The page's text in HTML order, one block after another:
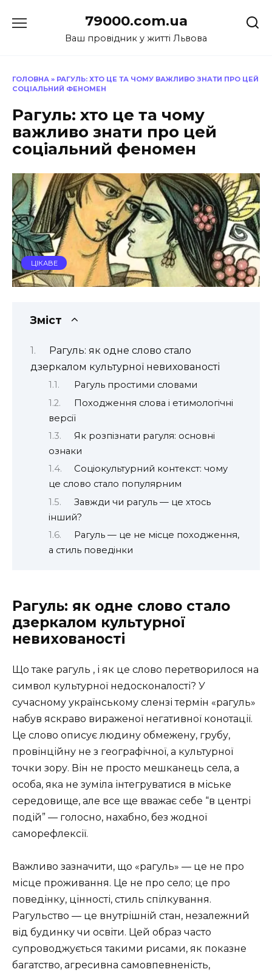
до
79000.com.ua
Ваш провідник у житті Львова
ГОЛОВНА » РАГУЛЬ: ХТО ЦЕ ТА ЧОМУ ВАЖЛИВО ЗНАТИ ПРО ЦЕЙ
СОЦІАЛЬНИЙ ФЕНОМЕН
Рагуль: хто це та чому
важливо знати про цей
соціальний феномен
ЦІКАВЕ
Зміст
Рагуль: як одне слово стало
дзеркалом культурної невихованості
Рагуль простими словами
Походження слова і етимологічні
версії
Як розпізнати рагуля: основні
ознаки
Соціокультурний контекст: чому
це слово стало популярним
Завжди чи рагуль — це хтось
інший?
Рагуль — це не місце походження,
а стиль поведінки
Рагуль: як одне слово стало
дзеркалом культурної
невихованості
Що таке рагуль , і як це слово перетворилося на
символ культурної недосконалості? У
сучасному українському слензі термін «рагуль»
набув яскраво вираженої негативної конотації.
Це слово описує людину обмежену, грубу,
провінційну не з географічної, а культурної
точки зору. Він не просто мешканець села, а
особа, яка не зуміла інтегруватися в міське
середовище, але все ще вважає себе “в центрі
подій” — голосно, нахабно, без жодної
саморефлексії.
Важливо зазначити, що «рагуль» — це не про
місце проживання. Це не про село; це про
поведінку, цінності, стиль спілкування.
Рагульство — це внутрішній стан, незалежний
від будинку чи освіти. Цей образ часто
супроводжується такими рисами, як показне
багатство, агресивна самовпевненість,